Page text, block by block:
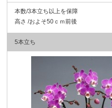
本数/3本立ち以上を保障
高さ /およそ50ｃｍ前後
5本立ち